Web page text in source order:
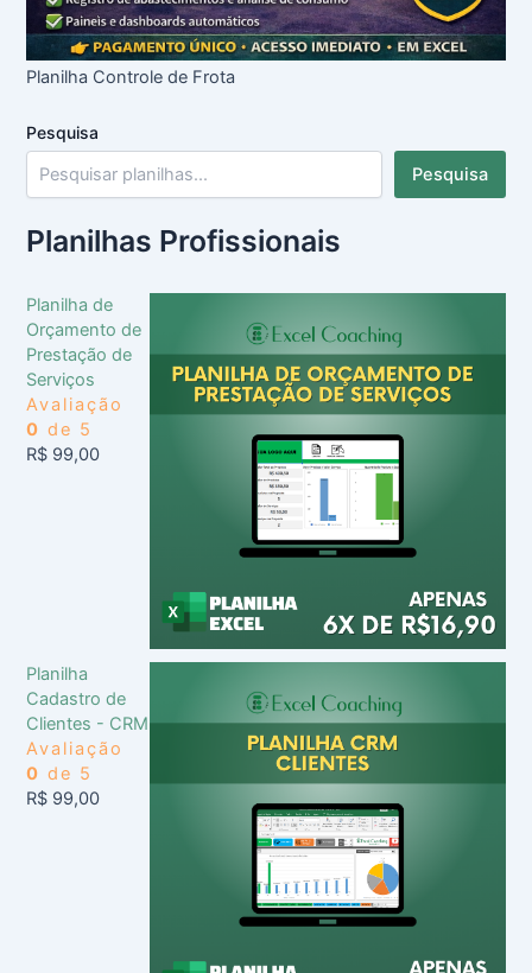
Planilha Controle de Frota
Pesquisa
Pesquisa
Planilhas Profissionais
Planilha de
Orçamento de
Prestação de
Serviços
Avaliação
0 de 5
R$ 99,00
Planilha
Cadastro de
Clientes - CRM
Avaliação
0 de 5
R$ 99,00